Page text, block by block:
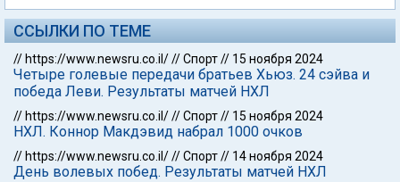
ССЫЛКИ ПО ТЕМЕ
// https://www.newsru.co.il///Спорт// 15 ноября 2024
Четыре голевые передачи братьев Хьюз. 24 сэйва и
победа Леви. Результаты матчей НХЛ
// https://www.newsru.co.il///Спорт// 15 ноября 2024
НХЛ. Коннор Макдэвид набрал 1000 очков
// https://www.newsru.co.il///Спорт// 14 ноября 2024
День волевых побед. Результаты матчей НХЛ